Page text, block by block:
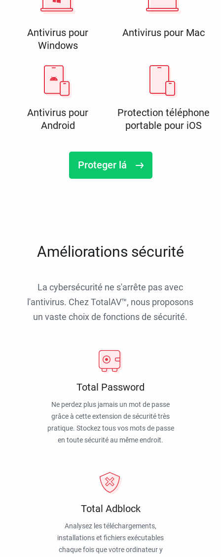
Antivirus pour
Windows
Antivirus pour Mac
Antivirus pour
Android
Protection téléphone
portable pour iOS
Proteger lá
Améliorations sécurité
La cybersécurité ne s'arrête pas avec
l'antivirus. Chez TotalAV™, nous proposons
un vaste choix de fonctions de sécurité.
Total Password
Ne perdez plus jamais un mot de passe
grâce à cette extension de sécurité très
pratique. Stockez tous vos mots de passe
en toute sécurité au même endroit.
Total Adblock
Analysez les téléchargements,
installations et fichiers exécutables
chaque fois que votre ordinateur y